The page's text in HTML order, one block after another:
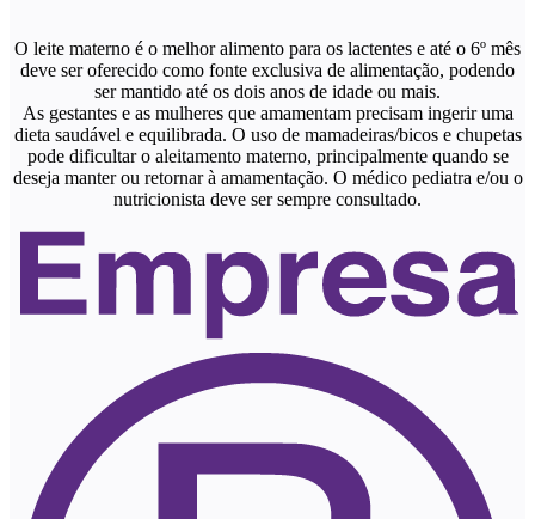
O leite materno é o melhor alimento para os lactentes e até o 6º mês
deve ser oferecido como fonte exclusiva de alimentação, podendo
ser mantido até os dois anos de idade ou mais.
As gestantes e as mulheres que amamentam precisam ingerir uma
dieta saudável e equilibrada. O uso de mamadeiras/bicos e chupetas
pode dificultar o aleitamento materno, principalmente quando se
deseja manter ou retornar à amamentação. O médico pediatra e/ou o
nutricionista deve ser sempre consultado.